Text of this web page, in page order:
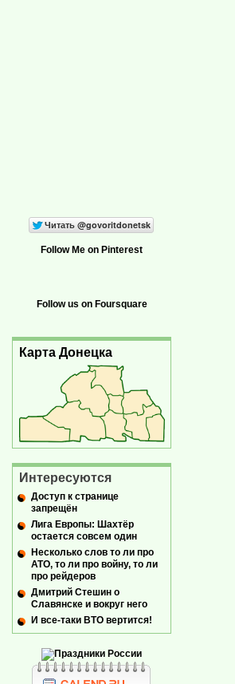
Follow Me on Pinterest
Follow us on Foursquare
Карта Донецка
Интересуются
Доступ к странице
запрещён
Лига Европы: Шахтёр
остается совсем один
Несколько слов то ли про
АТО, то ли про войну, то ли
про рейдеров
Дмитрий Стешин о
Славянске и вокруг него
И все-таки ВТО вертится!